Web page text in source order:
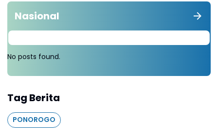
Nasional
No posts found.
Tag Berita
PONOROGO